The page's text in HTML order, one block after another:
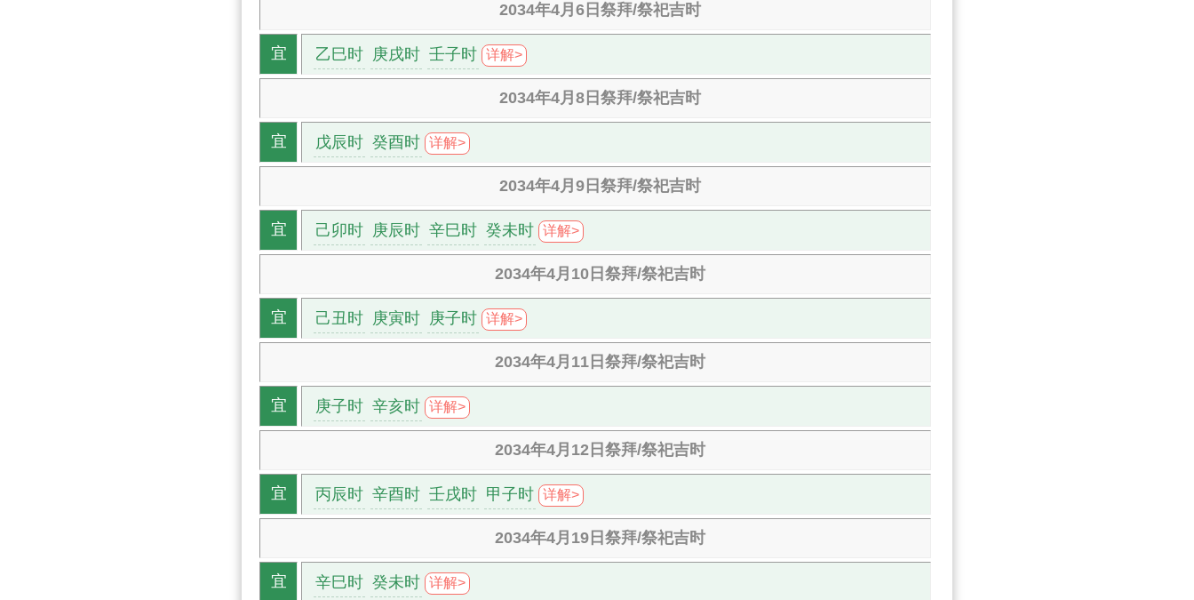
2034年4月6日祭拜/祭祀吉时
宜 乙巳时 庚戌时 壬子时 详解>
2034年4月8日祭拜/祭祀吉时
宜 戊辰时 癸酉时 详解>
2034年4月9日祭拜/祭祀吉时
宜 己卯时 庚辰时 辛巳时 癸未时 详解>
2034年4月10日祭拜/祭祀吉时
宜 己丑时 庚寅时 庚子时 详解>
2034年4月11日祭拜/祭祀吉时
宜 庚子时 辛亥时 详解>
2034年4月12日祭拜/祭祀吉时
宜 丙辰时 辛酉时 壬戌时 甲子时 详解>
2034年4月19日祭拜/祭祀吉时
宜 辛巳时 癸未时 详解>